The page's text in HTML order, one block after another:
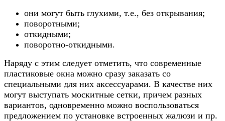
они могут быть глухими, т.е., без открывания;
поворотными;
откидными;
поворотно-откидными.
Наряду с этим следует отметить, что современные
пластиковые окна можно сразу заказать со
специальными для них аксессуарами. В качестве них
могут выступать москитные сетки, причем разных
вариантов, одновременно можно воспользоваться
предложением по установке встроенных жалюзи и пр.